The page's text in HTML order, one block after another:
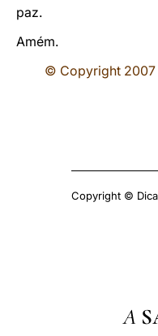
paz.
Amém.
© Copyright 2007
Copyright ©
A